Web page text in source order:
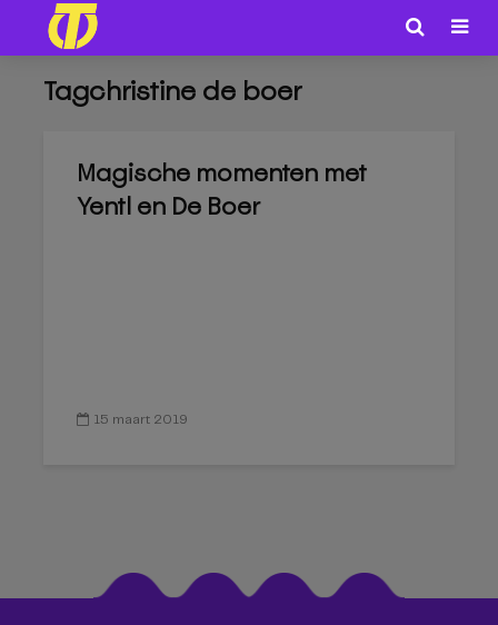
Tagchristine de boer
Magische momenten met
Yentl en De Boer
15 maart 2019